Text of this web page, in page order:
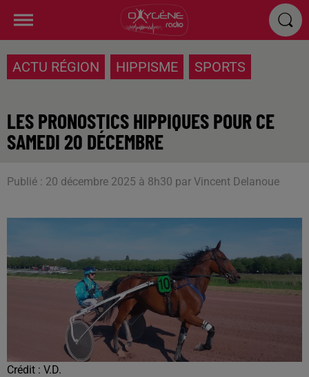
ACTU RÉGION HIPPISME SPORTS
LES PRONOSTICS HIPPIQUES POUR CE
SAMEDI 20 DÉCEMBRE
Publié : 20 décembre 2025 à 8h30 par Vincent Delanoue
Crédit : V.D.